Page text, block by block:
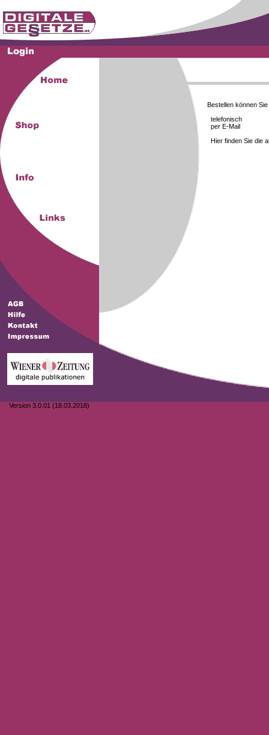
Version 3.0.01 (18.03.2018)
Bestellen können Sie
telefonisch
per E-Mail
Hier finden Sie die